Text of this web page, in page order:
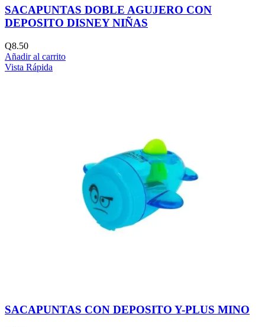
SACAPUNTAS DOBLE AGUJERO CON
DEPOSITO DISNEY NIÑAS
Q8.50
Añadir al carrito
Vista Rápida
SACAPUNTAS CON DEPOSITO Y-PLUS MINO